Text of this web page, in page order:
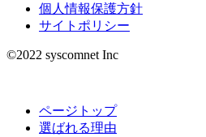
個人情報保護方針
サイトポリシー
©︎2022 syscomnet Inc
ページトップ
選ばれる理由